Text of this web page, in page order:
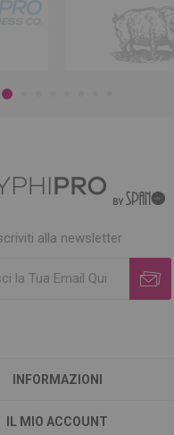
alla newsletter
INFORMAZIONI
IL MIO ACCOUNT